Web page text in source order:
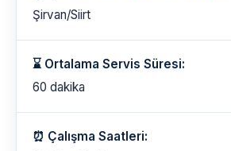
Şirvan/Siirt
⌛ Ortalama Servis Süresi:
60 dakika
⏰ Çalışma Saatleri: